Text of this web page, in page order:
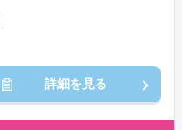
詳細を見る